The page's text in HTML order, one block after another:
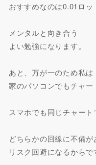
おすすめなのは0.01ロッ
メンタルと向き合う
よい勉強になります。
あと、万が一のため私は
家のパソコンでもチャー
スマホでも同じチャート
どちらかの回線に不備が
リスク回避になるからで